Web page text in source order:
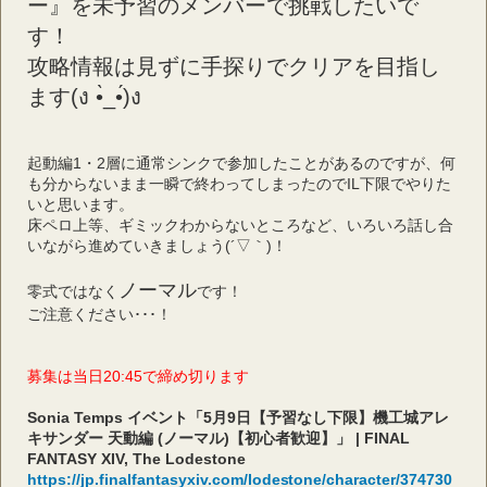
ー』を未予習のメンバーで挑戦したいで
す！
攻略情報は見ずに手探りでクリアを目指し
ます(ง •̀_•́)ง
起動編1・2層に通常シンクで参加したことがあるのですが、何
も分からないまま一瞬で終わってしまったのでIL下限でやりた
いと思います。
床ペロ上等、ギミックわからないところなど、いろいろ話し合
いながら進めていきましょう(´▽｀)！
零式ではなく ノーマルです！
ご注意ください･･･！
募集は当日20:45で締め切ります
Sonia Temps イベント「5月9日【予習なし下限】機工城アレ
キサンダー 天動編 (ノーマル)【初心者歓迎】」 | FINAL
FANTASY XIV, The Lodestone
https://jp.finalfantasyxiv.com/lodestone/character/374730